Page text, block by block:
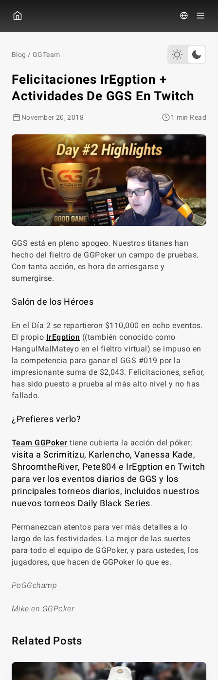
Blog / GGTeam
Felicitaciones IrEgption +
Actividades De GGS En Twitch
November 20, 2018 1 min Read
GGS está en pleno apogeo. Nuestros titanes han
hecho del fieltro de GGPoker un campo de pruebas.
Con tanta acción, es hora de arriesgarse y
sumergirse.
Salón de los Héroes
En el Día 2 se repartieron $110,000 en ocho eventos.
El propio IrEgption ((también conocido como
HangulMalMateyo en el fieltro virtual) se impuso en
la competencia para ganar el GGS #019 por la
impresionante suma de $2,043. Felicitaciones, señor,
has sido puesto a prueba al más alto nivel y no has
fallado.
¿Prefieres verlo?
Team GGPoker tiene cubierta la acción del póker;
visita a Scrimitizu, Karlencho, Vanessa Kade,
ShroomtheRiver, Pete804 e IrEgption en Twitch
para ver los eventos diarios de GGS y los
principales torneos diarios, incluidos nuestros
nuevos torneos Daily Black Series.
Permanezcan atentos para ver más detalles a lo
largo de las festividades. La mejor de las suertes
para todo el equipo de GGPoker, y para ustedes, los
jugadores, que hacen de GGPoker lo que es.
PoGGchamp
Mike en GGPoker
Related Posts